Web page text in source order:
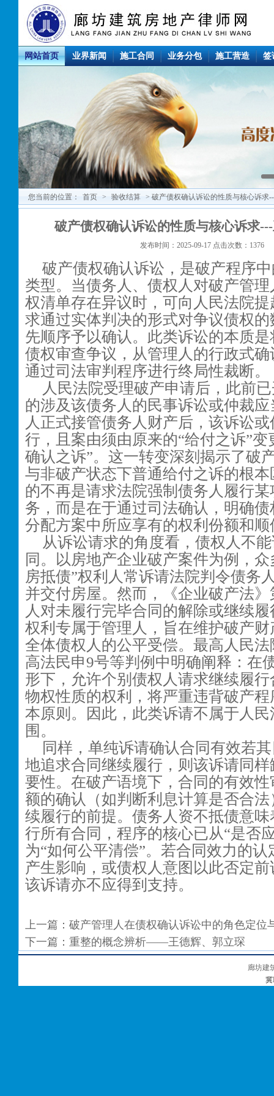
网站首页 业界新闻 施工合同 业务分包 施工营造 签
您当前的位置： 首页 > 验收结算 > 破产债权确认诉讼的性质与核心诉求
破产债权确认诉讼的性质与核心诉求
发布时间：2025-09-17 点击次数：1376
破产债权确认诉讼，是破产程序
类型。当债务人、债权人对破产管
权清单存在异议时，可向人民法院
求通过实体判决的形式对争议债权
先顺序予以确认。此类诉讼的本质
债权审查争议，从管理人的行政式
通过司法审判程序进行终局性裁断。
人民法院受理破产申请后，此前
的涉及该债务人的民事诉讼或仲裁
人正式接管债务人财产后，该诉讼
行，且案由须由原来的“给付之诉”变
确认之诉”。这一转变深刻揭示了破
与非破产状态下普通给付之诉的根
的不再是请求法院强制债务人履行
务，而是在于通过司法确认，明确
分配方案中所应享有的权利份额和顺
从诉讼请求的角度看，债权人不
同。以房地产企业破产案件为例，
房抵债”权利人常诉请法院判令债务
并交付房屋。然而，《企业破产法
人对未履行完毕合同的解除或继续
权利专属于管理人，旨在维护破产
全体债权人的公平受偿。最高人民法
高法民申9号等判例中明确阐释：在
形下，允许个别债权人请求继续履
物权性质的权利，将严重违背破产
本原则。因此，此类诉请不属于人
围。
同样，单纯诉请确认合同有效若
地追求合同继续履行，则该诉请同
要性。在破产语境下，合同的有效
额的确认（如判断利息计算是否合
续履行的前提。债务人资不抵债意
行所有合同，程序的核心已从“是否
为“如何公平清偿”。若合同效力的
产生影响，或债权人意图以此否定
该诉请亦不应得到支持。
上一篇： 破产管理人在债权确认诉讼中的角色定位
下一篇： 重整的概念辨析——王德辉、郭立琛
廊坊建
冀